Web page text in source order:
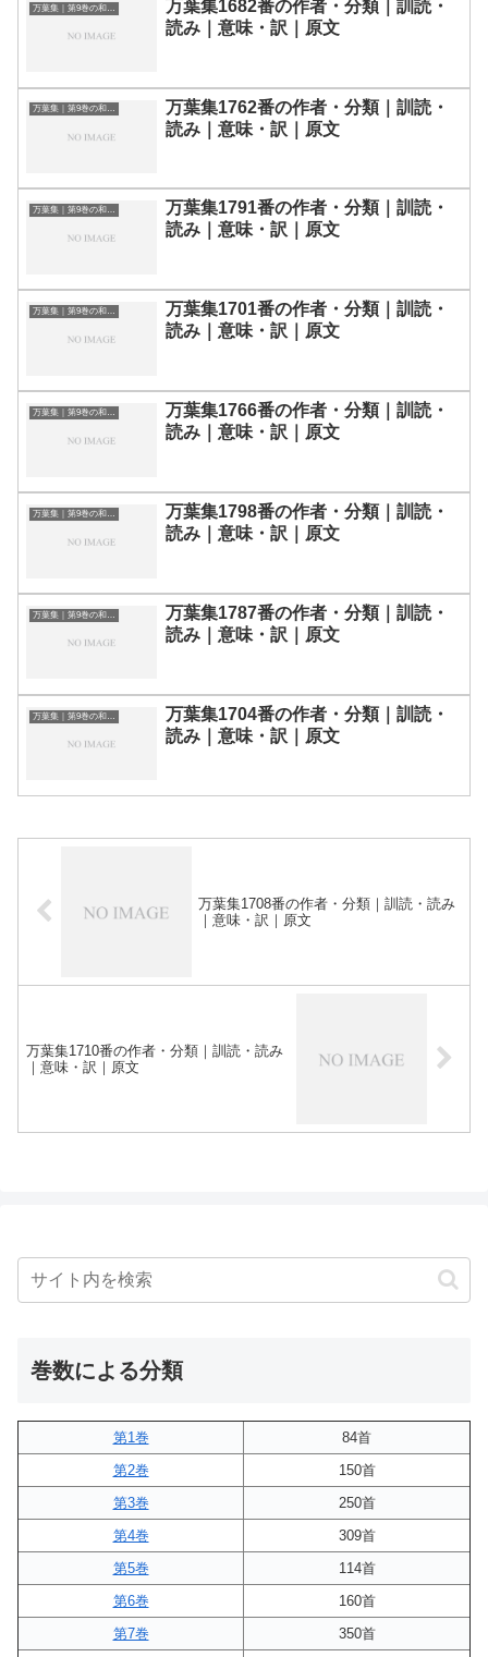
万葉集｜第9巻の和歌一覧
万葉集1682番の作者・分類｜訓読・
読み｜意味・訳｜原文
万葉集｜第9巻の和歌一覧
万葉集1762番の作者・分類｜訓読・
読み｜意味・訳｜原文
万葉集｜第9巻の和歌一覧
万葉集1791番の作者・分類｜訓読・
読み｜意味・訳｜原文
万葉集｜第9巻の和歌一覧
万葉集1701番の作者・分類｜訓読・
読み｜意味・訳｜原文
万葉集｜第9巻の和歌一覧
万葉集1766番の作者・分類｜訓読・
読み｜意味・訳｜原文
万葉集｜第9巻の和歌一覧
万葉集1798番の作者・分類｜訓読・
読み｜意味・訳｜原文
万葉集｜第9巻の和歌一覧
万葉集1787番の作者・分類｜訓読・
読み｜意味・訳｜原文
万葉集1704番の作者・分類｜訓読・
読み｜意味・訳｜原文
万葉集1708番の作者・分類｜訓読・読み
｜意味・訳｜原文
万葉集1710番の作者・分類｜訓読・読み
｜意味・訳｜原文
巻数による分類
第1巻
84首
第2巻
150首
第3巻
250首
第4巻
309首
第5巻
114首
第6巻
160首
第7巻
350首